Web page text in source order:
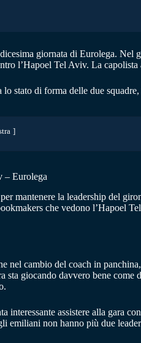
giornata di Eurolega.
l’Hapoel Tel Aviv. La
lo stato di forma delle due
– Eurolega
mantenere la leadership del
che vedono l’Hapoel
nel cambio del coach in
sta giocando davvero bene
interessante assistere alla gara
emiliani non hanno più due